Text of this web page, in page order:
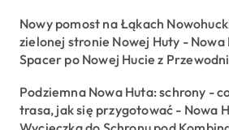
Nowy pomost na Łąkach
zielonej stronie Nowej Huty - Nowa
Spacer po Nowej Hucie z
Podziemna Nowa Huta: schrony -
trasa, jak się przygotować - Nowa